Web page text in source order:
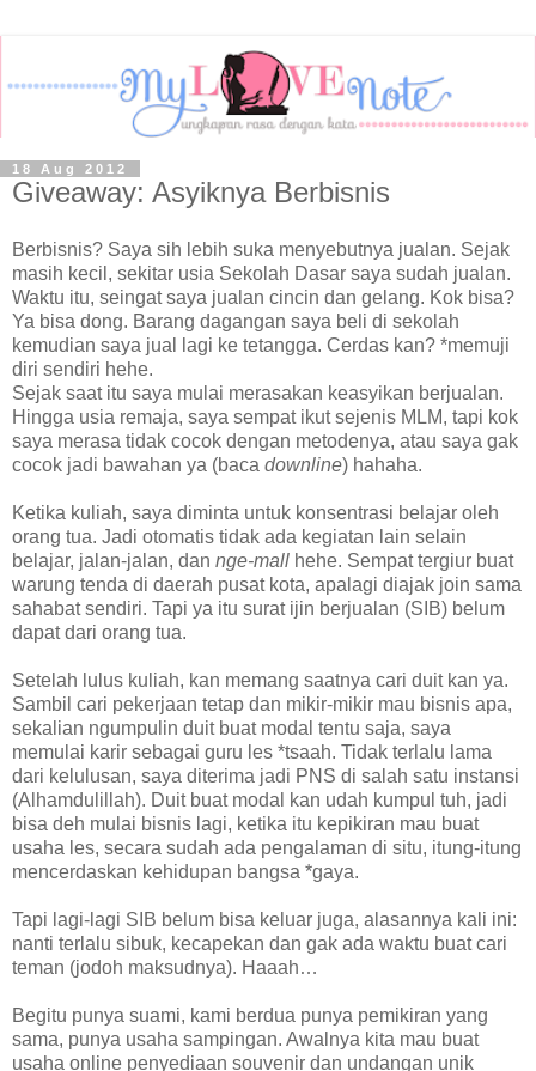
18 Aug 2012
Giveaway: Asyiknya Berbisnis
Berbisnis? Saya sih lebih suka menyebutnya jualan. Sejak
masih kecil, sekitar usia Sekolah Dasar saya sudah jualan.
Waktu itu, seingat saya jualan cincin dan gelang. Kok bisa?
Ya bisa dong. Barang dagangan saya beli di sekolah
kemudian saya jual lagi ke tetangga. Cerdas kan? *memuji
diri sendiri hehe.
Sejak saat itu saya mulai merasakan keasyikan berjualan.
Hingga usia remaja, saya sempat ikut sejenis MLM, tapi kok
saya merasa tidak cocok dengan metodenya, atau saya gak
cocok jadi bawahan ya (baca downline) hahaha.
Ketika kuliah, saya diminta untuk konsentrasi belajar oleh
orang tua. Jadi otomatis tidak ada kegiatan lain selain
belajar, jalan-jalan, dan nge-mall hehe. Sempat tergiur buat
warung tenda di daerah pusat kota, apalagi diajak join sama
sahabat sendiri. Tapi ya itu surat ijin berjualan (SIB) belum
dapat dari orang tua.
Setelah lulus kuliah, kan memang saatnya cari duit kan ya.
Sambil cari pekerjaan tetap dan mikir-mikir mau bisnis apa,
sekalian ngumpulin duit buat modal tentu saja, saya
memulai karir sebagai guru les *tsaah. Tidak terlalu lama
dari kelulusan, saya diterima jadi PNS di salah satu instansi
(Alhamdulillah). Duit buat modal kan udah kumpul tuh, jadi
bisa deh mulai bisnis lagi, ketika itu kepikiran mau buat
usaha les, secara sudah ada pengalaman di situ, itung-itung
mencerdaskan kehidupan bangsa *gaya.
Tapi lagi-lagi SIB belum bisa keluar juga, alasannya kali ini:
nanti terlalu sibuk, kecapekan dan gak ada waktu buat cari
teman (jodoh maksudnya). Haaah…
Begitu punya suami, kami berdua punya pemikiran yang
sama, punya usaha sampingan. Awalnya kita mau buat
usaha online penyediaan souvenir dan undangan unik